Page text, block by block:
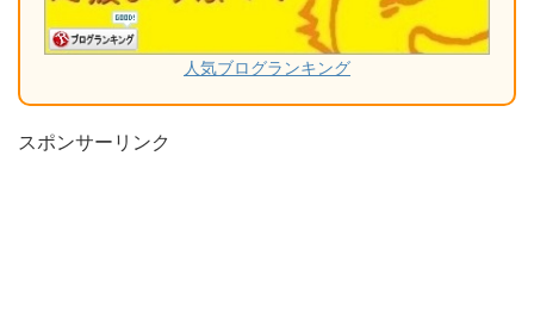
人気ブログランキング
スポンサーリンク